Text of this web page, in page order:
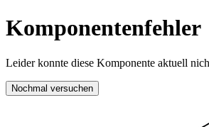
Komponentenfehler
Leider konnte diese Komponente aktuell
Nochmal versuchen